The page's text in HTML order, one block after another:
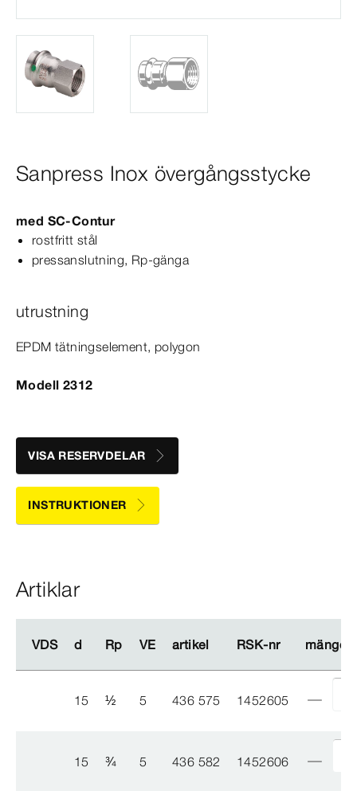
Sanpress Inox övergångsstycke
med SC‑Contur
rostfritt stål
pressanslutning, Rp-​gänga
utrustning
EPDM tätningselement, polygon
Modell 2312
VISA RESERVDELAR
INSTRUKTIONER
Artiklar
VDS d Rp VE artikel RSK-​nr mängd
VDS d Rp VE artikel RSK-​nr mängd
15 ½ 5 436 575 1452605
15 ¾ 5 436 582 1452606